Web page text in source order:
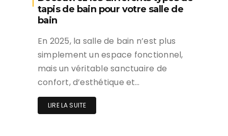
tapis de bain pour votre salle de
bain
En 2025, la salle de bain n’est plus
simplement un espace fonctionnel,
mais un véritable sanctuaire de
confort, d’esthétique et…
LIRE LA SUITE